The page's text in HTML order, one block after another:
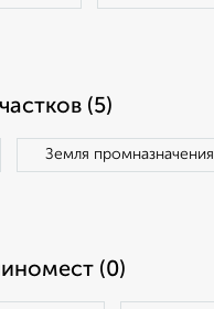
(5)
Земля промназначения
(0)